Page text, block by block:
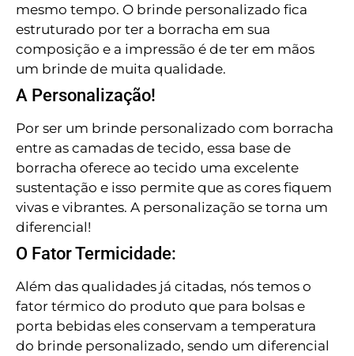
mesmo tempo. O brinde personalizado fica
estruturado por ter a borracha em sua
composição e a impressão é de ter em mãos
um brinde de muita qualidade.
A Personalização!
Por ser um brinde personalizado com borracha
entre as camadas de tecido, essa base de
borracha oferece ao tecido uma excelente
sustentação e isso permite que as cores fiquem
vivas e vibrantes. A personalização se torna um
diferencial!
O Fator Termicidade:
Além das qualidades já citadas, nós temos o
fator térmico do produto que para bolsas e
porta bebidas eles conservam a temperatura
do brinde personalizado, sendo um diferencial